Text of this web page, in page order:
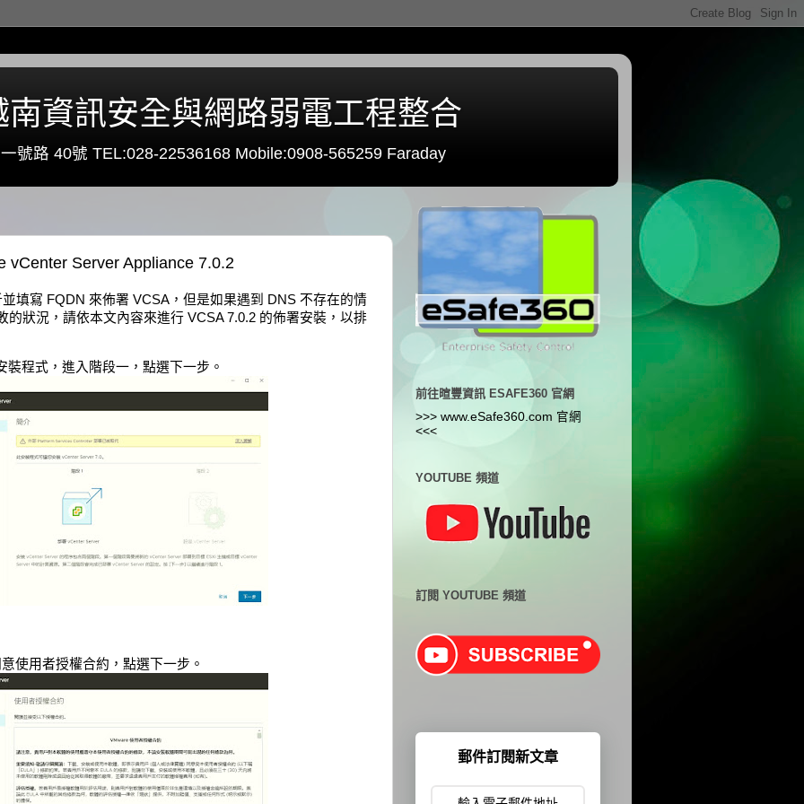
資訊安全與網路弱電工程整合
號路 40號 TEL:028-22536168 Mobile:0908-565259 Faraday
vCenter Server Appliance 7.0.2
填寫 FQDN 來佈署 VCSA，但是如果遇到 DNS 不存在的情
的狀況，請依本文內容來進行 VCSA 7.0.2 的佈署安裝，以排
裝程式，進入階段一，點選下一步。
使用者授權合約，點選下一步。
前往暄豐資訊 ESAFE360 官網
>>> www.eSafe360.com 官網
<<<
YOUTUBE 頻道
訂閱 YOUTUBE 頻道
郵件訂閱新文章